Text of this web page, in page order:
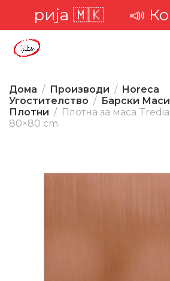
🇲🇰📣
Дома Производи
Horeca
Угостителство
Барски
Плотни
Плотна за маса
80×80 cm